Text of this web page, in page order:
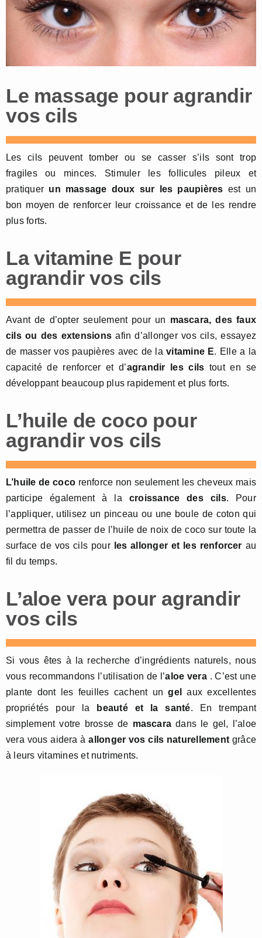
Le massage pour agrandir
vos cils
Les cils peuvent tomber ou se casser s’ils sont trop
fragiles ou minces. Stimuler les follicules pileux et
pratiquer un massage doux sur les paupières est un
bon moyen de renforcer leur croissance et de les rendre
plus forts.
La vitamine E pour
agrandir vos cils
Avant de d’opter seulement pour un mascara, des faux
cils ou des extensionsafin d’allonger vos cils, essayez
de masser vos paupières avec de lavitamine E. Elle a la
capacité de renforcer et d’agrandir lescils tout en se
développant beaucoup plus rapidement et plus forts.
L’huile de coco pour
agrandir vos cils
L’huile decoco renforce non seulement les cheveux mais
participe également à la croissance des cils. Pour
l’appliquer, utilisez un pinceau ou une boule de coton qui
permettra de passer de l’huile de noix de coco sur toute la
surface de vos cils pour les allonger et les renforcer au
fil du temps.
L’aloe vera pour agrandir
vos cils
Si vous êtes à la recherche d’ingrédients naturels, nous
vous recommandons l’utilisation de l’aloe vera. C’est une
plante dont les feuilles cachent ungel
aux excellentes
propriétés pour la
beauté et la santé. En trempant
simplement votre brosse de mascara dans le gel, l’aloe
vera vous aidera àallonger voscils naturellement grâce
à leurs vitamines et nutriments.